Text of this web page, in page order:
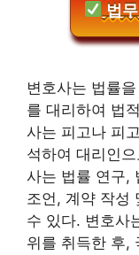
법무
변호사는 법률
를 대리하여 법
사는 피고나 피
석하여 대리인
사는 법률 연구,
조언, 계약 작성
수 있다. 변호사
위를 취득한 후,